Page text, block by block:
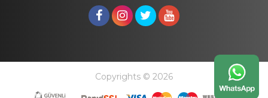
Copyrights © 2026